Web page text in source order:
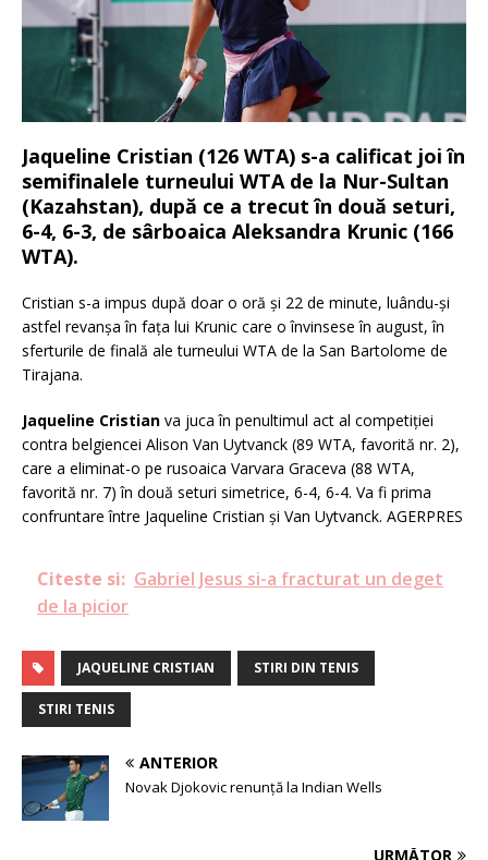
Jaqueline Cristian (126 WTA) s-a calificat joi în
semifinalele turneului WTA de la Nur-Sultan
(Kazahstan), după ce a trecut în două seturi,
6-4, 6-3, de sârboaica Aleksandra Krunic (166
WTA).
Cristian s-a impus după doar o oră şi 22 de minute, luându-şi
astfel revanşa în faţa lui Krunic care o învinsese în august, în
sferturile de finală ale turneului WTA de la San Bartolome de
Tirajana.
Jaqueline Cristian va juca în penultimul act al competiţiei
contra belgiencei Alison Van Uytvanck (89 WTA, favorită nr. 2),
care a eliminat-o pe rusoaica Varvara Graceva (88 WTA,
favorită nr. 7) în două seturi simetrice, 6-4, 6-4. Va fi prima
confruntare între Jaqueline Cristian şi Van Uytvanck. AGERPRES
Citeste si: Gabriel Jesus si-a fracturat un deget
de la picior
JAQUELINE CRISTIAN STIRI DIN TENIS
STIRI TENIS
ANTERIOR
Novak Djokovic renunță la Indian Wells
URMĂTOR